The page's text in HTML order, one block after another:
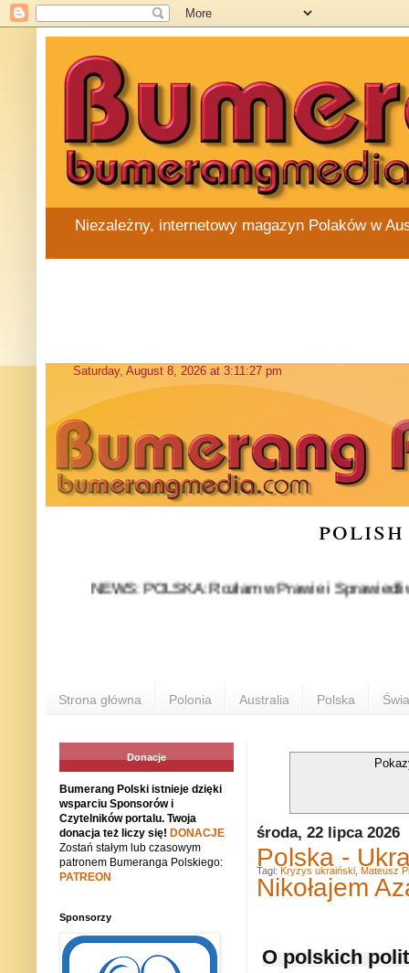
Niezależny, internetowy magazyn Polaków w
NEWS: POLSKA: Rozłam w Prawie i
Strona główna Polonia Australia Polska
środa, 22 lipca 2026
Polska -
Nikołajem
O polskich
Tagi: Kryzys ukraiński Mateusz
Donacje
Bumerang Polski istnieje dzięki
wsparciu Sponsorów i
Czytelników portalu. Twoja
donacja też liczy się! DONACJE
Zostań stałym lub czasowym
patronem Bumeranga Polskiego:
PATREON
Sponsorzy